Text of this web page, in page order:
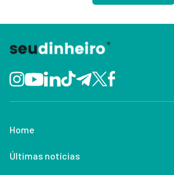
Home
Últimas notícias